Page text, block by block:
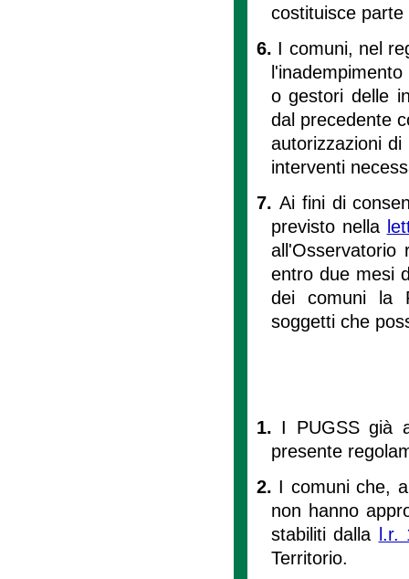
costituisce
6. I comuni, nel
o gestori delle
dal precedente
autorizzazioni
interventi
7. Ai fini di
previsto nella
entro due mesi
dei comuni la
soggetti che
1. I PUGSS già
presente
2. I comuni che,
non hanno
stabiliti dalla
l.r.
Territorio.